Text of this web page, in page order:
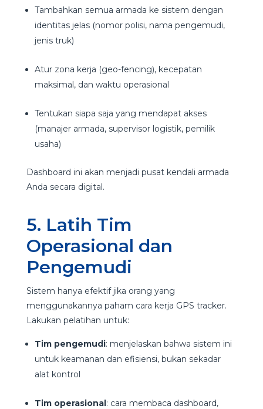
Tambahkan semua armada ke sistem dengan
identitas jelas (nomor polisi, nama pengemudi,
jenis truk)
Atur zona kerja (geo-fencing), kecepatan
maksimal, dan waktu operasional
Tentukan siapa saja yang mendapat akses
(manajer armada, supervisor logistik, pemilik
usaha)
Dashboard ini akan menjadi pusat kendali armada
Anda secara digital.
5. Latih Tim
Operasional dan
Pengemudi
Sistem hanya efektif jika orang yang
menggunakannya paham cara kerja GPS tracker.
Lakukan pelatihan untuk:
Tim pengemudi: menjelaskan bahwa sistem ini
untuk keamanan dan efisiensi, bukan sekadar
alat kontrol
Tim operasional: cara membaca dashboard,